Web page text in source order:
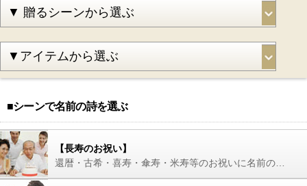
■シーンで名前の詩を選ぶ
【長寿のお祝い】